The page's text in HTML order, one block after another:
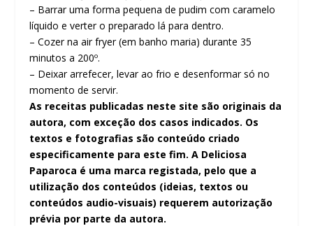
– Barrar uma forma pequena de pudim com caramelo
líquido e verter o preparado lá para dentro.
– Cozer na air fryer (em banho maria) durante 35
minutos a 200º.
– Deixar arrefecer, levar ao frio e desenformar só no
momento de servir.
As receitas publicadas neste site são originais da
autora, com exceção dos casos indicados. Os
textos e fotografias são conteúdo criado
especificamente para este fim. A Deliciosa
Paparoca é uma marca registada, pelo que a
utilização dos conteúdos (ideias, textos ou
conteúdos audio-visuais) requerem autorização
prévia por parte da autora.